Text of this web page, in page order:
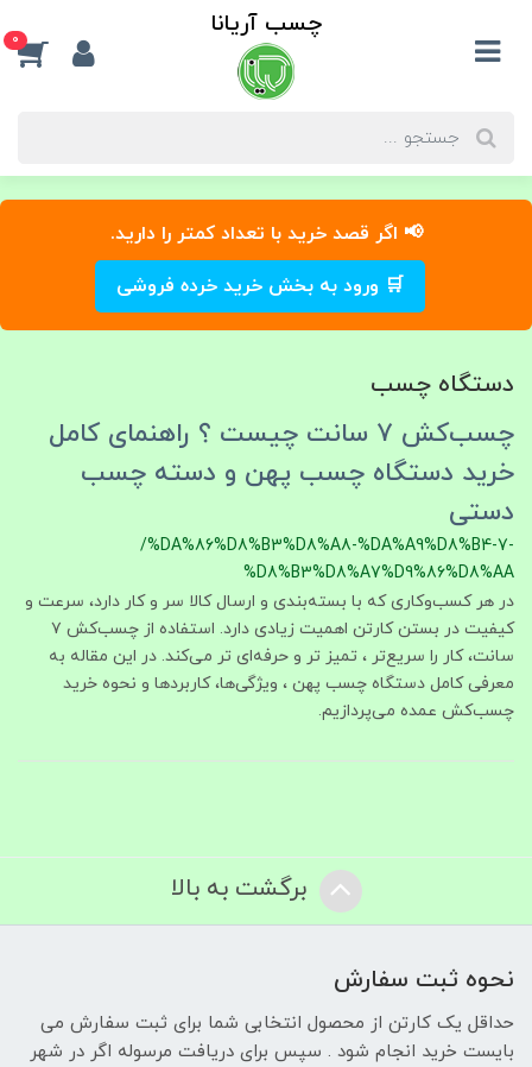
📢 اگر قصد خرید با تعداد کمتر را دارید.
🛒 ورود به بخش خرید خرده فروشی
چسب آریانا 0
دستگاه چسب
چسب‌کش ۷ سانت چیست ؟ راهنمای کامل
خرید دستگاه چسب پهن و دسته چسب
دستی
/%DA%86%D8%B3%D8%A8-%DA%A9%D8%B4-7-
%D8%B3%D8%A7%D9%86%D8%AA
در هر کسب‌وکاری که با بسته‌بندی و ارسال کالا سر و کار دارد، سرعت و
کیفیت در بستن کارتن اهمیت زیادی دارد. استفاده از چسب‌کش ۷
سانت، کار را سریع‌تر ، تمیز تر و حرفه‌ای‌ تر می‌کند. در این مقاله به
معرفی کامل دستگاه چسب پهن ، ویژگی‌ها، کاربردها و نحوه خرید
چسب‌کش عمده می‌پردازیم.
برگشت به بالا
نحوه ثبت سفارش
حداقل یک کارتن از محصول انتخابی شما برای ثبت سفارش می
بایست خرید انجام شود . سپس برای دریافت مرسوله اگر در شهر